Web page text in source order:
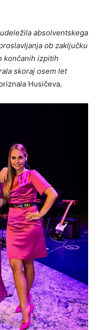
absolventskega
ob zaključku
končanih izpitih
skoraj osem let
Husičeva.